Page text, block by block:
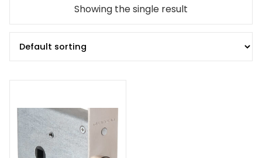
Showing the single result